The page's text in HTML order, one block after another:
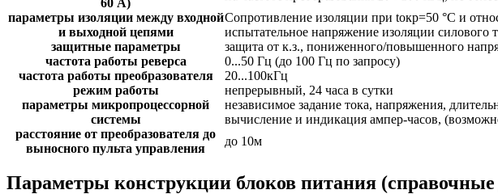
параметры изоляции между входной
и выходной цепями
Сопротивление изоляции при tокр=50 °С и
испытательное напряжение изоляции силового
защитные параметры
защита от к.з., пониженного/повышенного
частота работы реверса
0...50 Гц (до 100 Гц по запросу)
частота работы преобразователя
20...100кГц
режим работы
непрерывный, 24 часа в сутки
параметры микропроцессорной
системы
независимое задание тока, напряжения,
вычисление и индикация ампер-часов,
расстояние от преобразователя до
выносного пульта управления
до 10м
Параметры конструкции блоков питания